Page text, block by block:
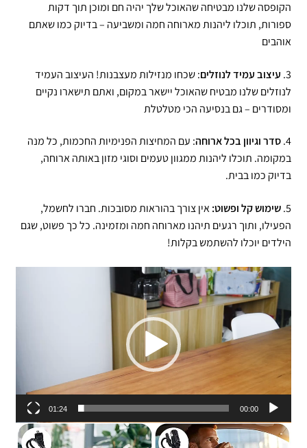
הקופסה שלנו מבטיחה שהאוכל שלך יהיה חם ומוכן תוך דקות
ספורות, תוכלו ליהנות מארוחה חמה ומשביעה – בדיוק כמו שאתם
אוהבים
3. עיצוב עמיד לנוזלים: שכחו מנזילות מעצבנות! העיצוב העמיד
לנוזלים שלנו מבטיח שהאוכל יישאר במקום, ואתם תישארו נקיים
ומסודרים – גם בנסיעה הכי מטלטלת
4. סדר וגיוון בכל ארוחה: עם המחיצות הפנימיות החכמות, כל מנה
במקומה. תוכלו ליהנות ממגוון טעמים וסוגי מזון באותה ארוחה,
בדיוק כמו בבית.
5. שימוש קל ופשוט:אין צורך בהוראות מסובכות. חברו לחשמל,
הפעילו, ותוך רגעים תיהנו מארוחה חמה ומזמינה. כל כך פשוט, שגם
הילדים יוכלו להשתמש בקלות!
נגן
וידאו
00:00
01:24